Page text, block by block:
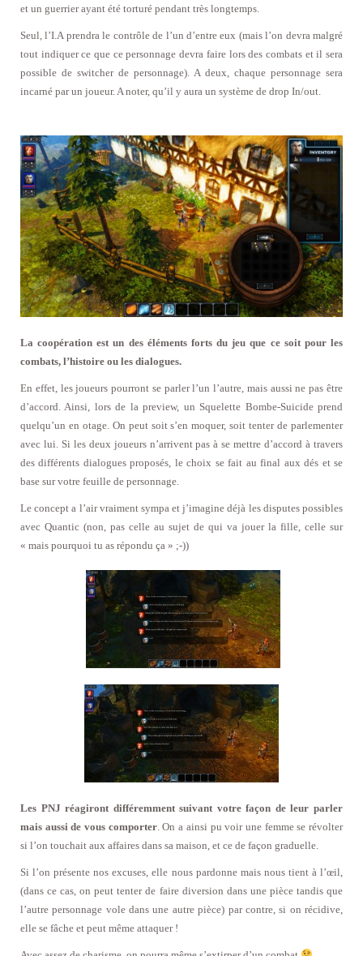
et un guerrier ayant été torturé pendant très longtemps.
Seul, l’I.A prendra le contrôle de l’un d’entre eux (mais l’on devra malgré
tout indiquer ce que ce personnage devra faire lors des combats et il sera
possible de switcher de personnage). A deux, chaque personnage sera
incarné par un joueur. A noter, qu’il y aura un système de drop In/out.
La coopération est un des éléments forts du jeu que ce soit pour les
combats, l’histoire ou les dialogues.
En effet, les joueurs pourront se parler l’un l’autre, mais aussi ne pas être
d’accord. Ainsi, lors de la preview, un Squelette Bombe-Suicide prend
quelqu’un en otage. On peut soit s’en moquer, soit tenter de parlementer
avec lui. Si les deux joueurs n’arrivent pas à se mettre d’accord à travers
des différents dialogues proposés, le choix se fait au final aux dés et se
base sur votre feuille de personnage.
Le concept a l’air vraiment sympa et j’imagine déjà les disputes possibles
avec Quantic (non, pas celle au sujet de qui va jouer la fille, celle sur
« mais pourquoi tu as répondu ça » ;-))
Les PNJ réagiront différemment suivant votre façon de leur parler
mais aussi de vous comporter. On a ainsi pu voir une femme se révolter
si l’on touchait aux affaires dans sa maison, et ce de façon graduelle.
Si l’on présente nos excuses, elle nous pardonne mais nous tient à l’œil,
(dans ce cas, on peut tenter de faire diversion dans une pièce tandis que
l’autre personnage vole dans une autre pièce) par contre, si on récidive,
elle se fâche et peut même attaquer !